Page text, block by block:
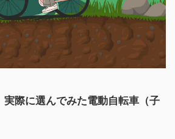
実際に選んでみた電動自転車（子